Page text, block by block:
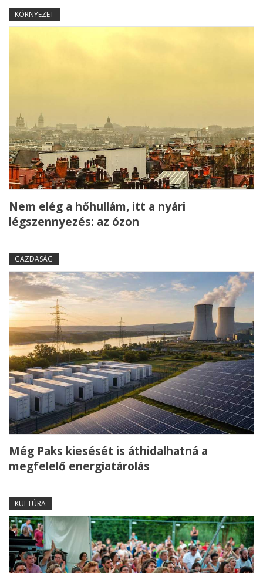
KÖRNYEZET
Nem elég a hőhullám, itt a nyári
légszennyezés: az ózon
GAZDASÁG
Még Paks kiesését is áthidalhatná a
megfelelő energiatárolás
KULTÚRA